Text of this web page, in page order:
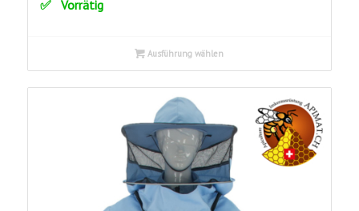
Vorrätig
Ausführung wählen